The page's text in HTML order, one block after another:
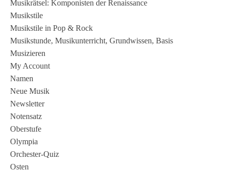
Musikrätsel: Komponisten der Renaissance
Musikstile
Musikstile in Pop & Rock
Musikstunde, Musikunterricht, Grundwissen, Basis
Musizieren
My Account
Namen
Neue Musik
Newsletter
Notensatz
Oberstufe
Olympia
Orchester-Quiz
Osten